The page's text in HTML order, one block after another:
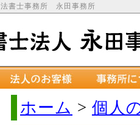
法書士事務所 永田事務所
ホーム > 個人